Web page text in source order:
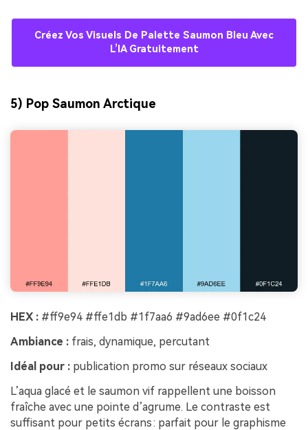
Créez Vos Visuels De Palette Saumon Bleu Avec
L’IA Gratuitement
5) Pop Saumon Arctique
HEX : #ff9e94 #ffe1db #1f7aa6 #9ad6ee #0f1c24
Ambiance : frais, dynamique, percutant
Idéal pour : publication promo sur réseaux sociaux
L’aqua glacé et le saumon vif rappellent une boisson
fraîche avec une pointe d’agrume. Le contraste est
suffisant pour petits écrans : parfait pour le graphisme